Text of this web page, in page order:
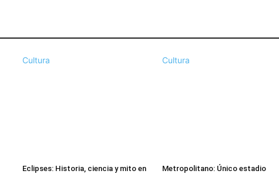
Cultura
Eclipses: Historia, ciencia y mito en
Cultura
Metropolitano: Único estadio